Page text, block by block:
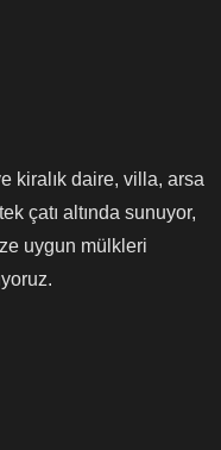
kiralık daire, villa, arsa
çatı altında sunuyor,
uygun mülkleri